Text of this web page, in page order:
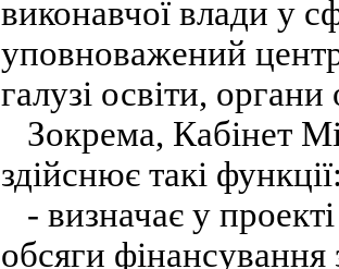
виконавчої влади у
уповноважений
галузі освіти,
Зокрема, Кабінет
здійснює такі
- визначає у
обсяги фінансування